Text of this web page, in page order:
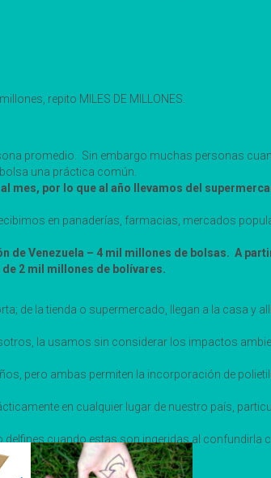
repito MILES DE MILLONES.
promedio. Sin embargo muchas personas
una práctica común.
por lo que al año llevamos del
en panaderías, farmacias, mercados
de Venezuela – 4 mil millones de bolsas. A
2 mil millones de bolívares.
de la tienda o supermercado, llegan a la casa y
la usamos sin considerar los impactos
pero ambas permiten la incorporación de
en cualquier lugar de nuestro país,
cuando estas son ingeridas al confundirla
ahogadas.